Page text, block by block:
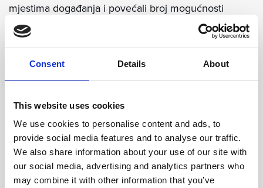
Consent Details About
This website uses cookies
We use cookies to personalise content and ads, to
provide social media features and to analyse our traffic.
We also share information about your use of our site with
our social media, advertising and analytics partners who
may combine it with other information that you’ve
mjestima događanja i povećali broj mogućnosti
recikliranja. Iskoristite namjenske stanice za
recikliranje u odmaralištu kako biste potaknuli
sudionike da promišljeno odlažu svoj otpad. Naš tim
će to preuzeti odande kako bi dogovorio daljnju
kompostiranje organskog otpada kako bi se pomoglo
u poboljšanju tla na velikom području odmarališta.
Zelene aktivnosti